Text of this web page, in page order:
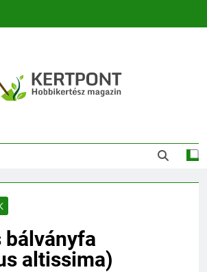
Kertészeti
Magazin |
És
altissima)